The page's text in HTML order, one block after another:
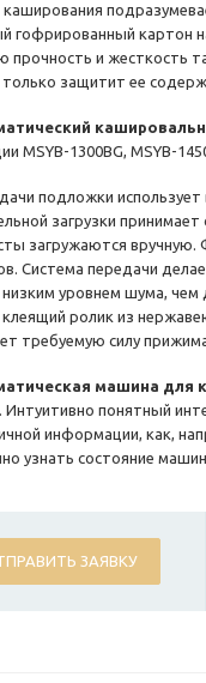
каширования
гофрированный картон
прочность и жесткость
защитит ее
MSYB-1300BG, MSYB-
подложки
загрузки
загружаются
Система передачи
уровнем шума, чем
клеящий ролик из
требуемую силу
машина для
Интуитивно понятный
информации, как,
узнать состояние
ЗАЯВКУ